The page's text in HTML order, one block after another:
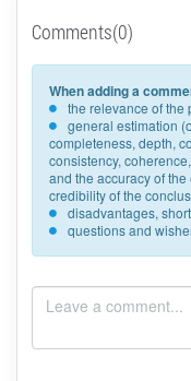
Comments(0)
When adding a
the relevance of the
general estimation
completeness, depth,
consistency,
and the accuracy of
credibility of the
disadvantages,
questions and